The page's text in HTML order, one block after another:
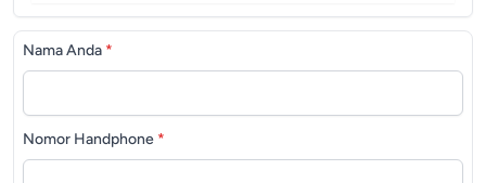
Nama Anda *
Nomor Handphone *